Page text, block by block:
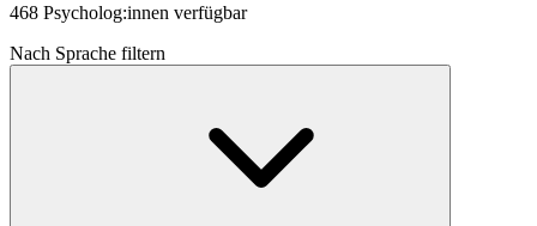
468 Psycholog:innen verfügbar
Nach Sprache filtern